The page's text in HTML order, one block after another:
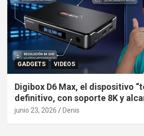
GADGETS VIDEOS
Digibox D6 Max, el dispositivo
definitivo, con soporte 8K y
junio 23, 2026 Denis